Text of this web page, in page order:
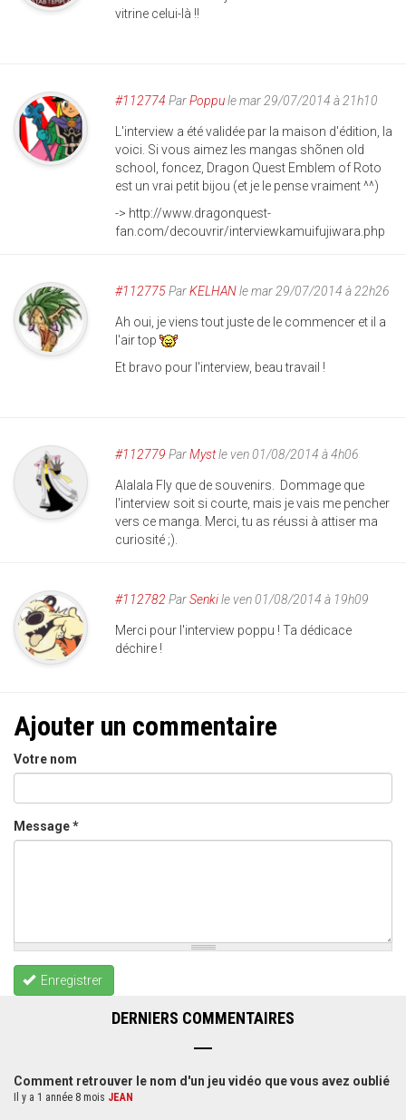
vitrine celui-là !!
#112774 ParPoppule mar 29/07/2014 à 21h10
L'interview a été validée par la maison d'édition, la
voici. Si vous aimez les mangas shõnen old
school, foncez, Dragon Quest Emblem of Roto
est un vrai petit bijou (et je le pense vraiment ^^)
-> http://www.dragonquest-
fan.com/decouvrir/interviewkamuifujiwara.php
#112775ParKELHANle mar 29/07/2014 à 22h26
Ah oui, je viens tout juste de le commencer et il a
l'air top
Et bravo pour l'interview, beau travail !
#112779 ParMystle ven 01/08/2014 à 4h06
Alalala Fly que de souvenirs. Dommage que
l'interview soit si courte, mais je vais me pencher
vers ce manga. Merci, tu as réussi à attiser ma
curiosité ;).
#112782 ParSenkile ven 01/08/2014 à 19h09
Merci pour l'interview poppu ! Ta dédicace
déchire !
Ajouter un commentaire
Votre nom
Message*
Enregistrer
DERNIERS COMMENTAIRES
Comment retrouver le nom d'un jeu vidéo que vous avez oublié
Il y a 1 année 8 mois JEAN